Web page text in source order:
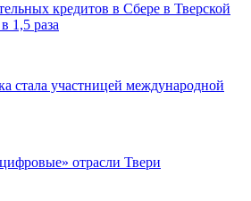
кредитов в Сбере в Тверской
1,5 раза
стала участницей международной
отрасли Твери